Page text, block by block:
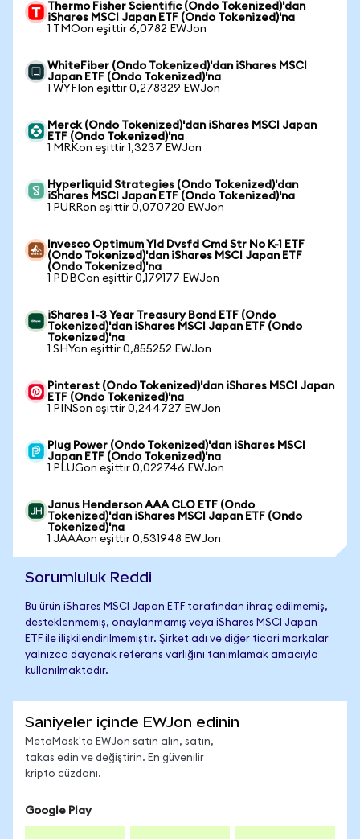
Thermo Fisher Scientific (Ondo Tokenized)'dan
iShares MSCI Japan ETF (Ondo Tokenized)'na
1 TMOon eşittir 6,0782 EWJon
WhiteFiber (Ondo Tokenized)'dan iShares MSCI
Japan ETF (Ondo Tokenized)'na
1 WYFIon eşittir 0,278329 EWJon
Merck (Ondo Tokenized)'dan iShares MSCI Japan
ETF (Ondo Tokenized)'na
1 MRKon eşittir 1,3237 EWJon
Hyperliquid Strategies (Ondo Tokenized)'dan
iShares MSCI Japan ETF (Ondo Tokenized)'na
1 PURRon eşittir 0,070720 EWJon
Invesco Optimum Yld Dvsfd Cmd Str No K-1 ETF
(Ondo Tokenized)'dan iShares MSCI Japan ETF
(Ondo Tokenized)'na
1 PDBCon eşittir 0,179177 EWJon
iShares 1-3 Year Treasury Bond ETF (Ondo
Tokenized)'dan iShares MSCI Japan ETF (Ondo
Tokenized)'na
1 SHYon eşittir 0,855252 EWJon
Pinterest (Ondo Tokenized)'dan iShares MSCI Japan
ETF (Ondo Tokenized)'na
1 PINSon eşittir 0,244727 EWJon
Plug Power (Ondo Tokenized)'dan iShares MSCI
Japan ETF (Ondo Tokenized)'na
1 PLUGon eşittir 0,022746 EWJon
Janus Henderson AAA CLO ETF (Ondo
Tokenized)'dan iShares MSCI Japan ETF (Ondo
Tokenized)'na
1 JAAAon eşittir 0,531948 EWJon
Sorumluluk Reddi
Bu ürün iShares MSCI Japan ETF tarafından ihraç edilmemiş,
desteklenmemiş, onaylanmamış veya iShares MSCI Japan
ETF ile ilişkilendirilmemiştir. Şirket adı ve diğer ticari markalar
yalnızca dayanak referans varlığını tanımlamak amacıyla
kullanılmaktadır.
Saniyeler içinde EWJon edinin
MetaMask'ta EWJon satın alın, satın,
takas edin ve değiştirin. En güvenilir
kripto cüzdanı.
Google Play